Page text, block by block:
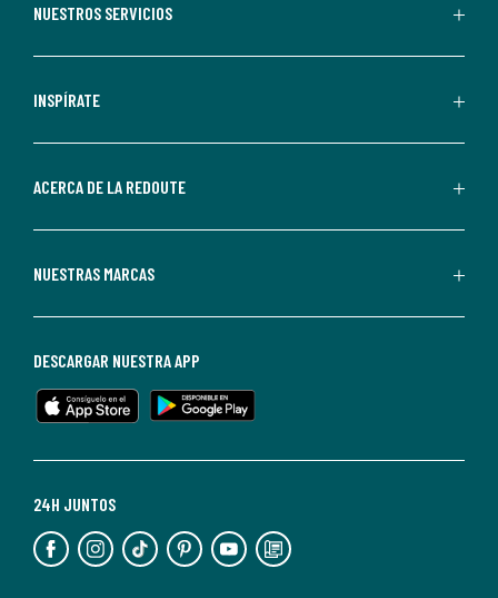
comerciales
personalizadas
parte
Redoute.
de
en
cualquier
Para
información,
puedes
NUESTROS SERVICIOS
INSPÍRATE
ACERCA DE LA REDOUTE
NUESTRAS MARCAS
24H JUNTOS
DESCARGAR NUESTRA APP